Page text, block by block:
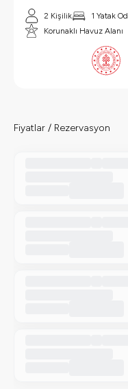
2 Kişilik 1 Yatak
Korunaklı Havuz Alanı
Fiyatlar / Rezervasyon